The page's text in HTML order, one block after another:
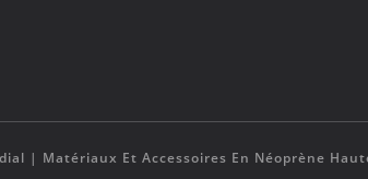
| Matériaux Et Accessoires En Néoprène